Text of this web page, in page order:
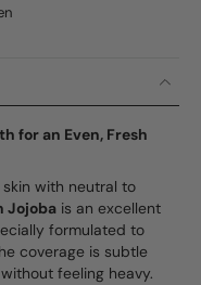
for an Even, Fresh
with neutral to
Jojoba is an excellent
formulated to
coverage is subtle
feeling heavy.